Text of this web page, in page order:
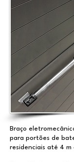
Braço
para portões de
residenciais até 4 m